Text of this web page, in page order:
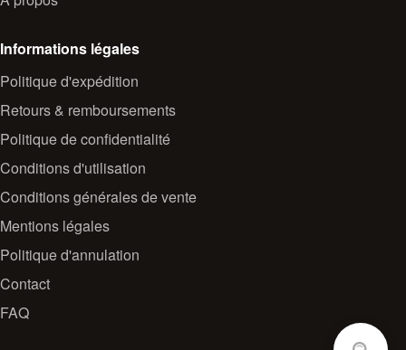
Informations légales
Politique d'expédition
Retours & remboursements
Politique de confidentialité
Conditions d'utilisation
Conditions générales de vente
Mentions légales
Politique d'annulation
Contact
FAQ